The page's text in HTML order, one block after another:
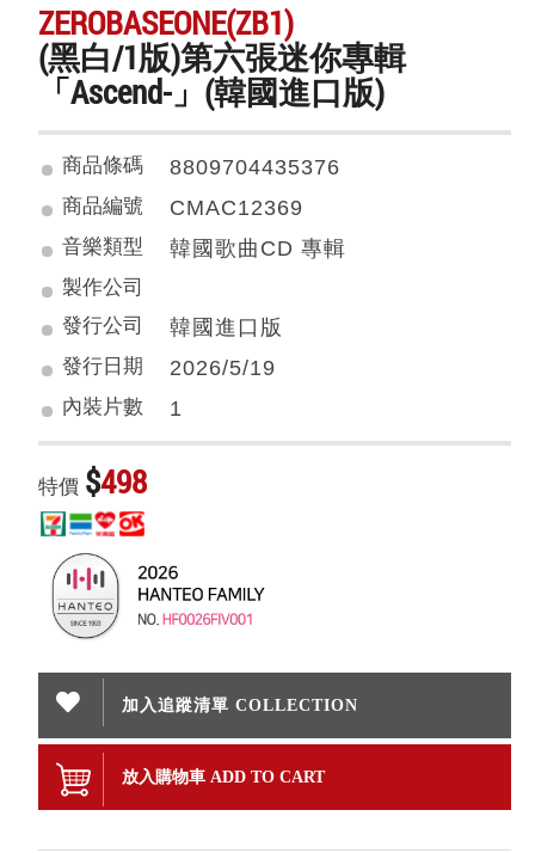
ZEROBASEONE(ZB1)
(黑白/1版)第六張迷你專輯
「Ascend-」(韓國進口版)
商品條碼 8809704435376
商品編號 CMAC12369
音樂類型 韓國歌曲CD 專輯
製作公司
發行公司
韓國進口版
發行日期 2026/5/19
內裝片數 1
特價 $498
加入追蹤清單 COLLECTION
放入購物車 ADD TO CART